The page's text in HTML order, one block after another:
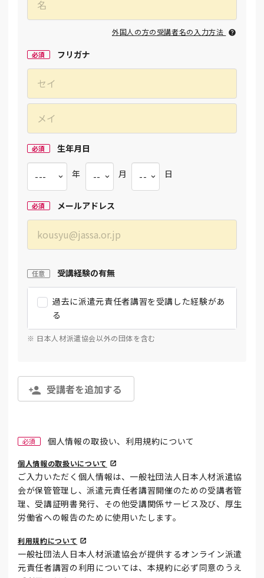
外国人の方の受講者名の入力方法
必須 フリガナ
必須 生年月日
年 月 日
必須 メールアドレス
任意 受講経験の有無
過去に派遣元責任者講習を受講した経験があ
る
※ 日本人材派遣協会以外の団体を含む
受講者を追加する
必須 個人情報の取扱い、利用規約について
個人情報の取扱いについて
ご入力いただく個人情報は、一般社団法人日本人材派遣協
会が保管管理し、派遣元責任者講習開催のための受講者管
理、受講証明書発行、その他受講関係サービス及び、厚生
労働省への報告のために使用いたします。
利用規約について
一般社団法人日本人材派遣協会が提供するオンライン派遣
元責任者講習の利用については、本規約に必ず同意のうえ